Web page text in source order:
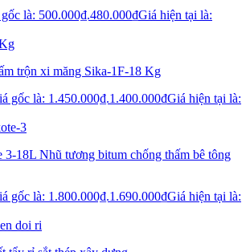
là: 500.000₫.480.000₫Giá hiện tại là:
trộn xi măng Sika-1F-18 Kg
gốc là: 1.450.000₫.1.400.000₫Giá hiện tại là:
3-18L Nhũ tương bitum chống thấm bê tông
gốc là: 1.800.000₫.1.690.000₫Giá hiện tại là: